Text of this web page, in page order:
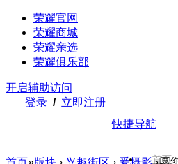
荣耀官网
荣耀商城
荣耀亲选
荣耀俱乐部
开启辅助访问
登录 / 立即注册
快捷导航
首页